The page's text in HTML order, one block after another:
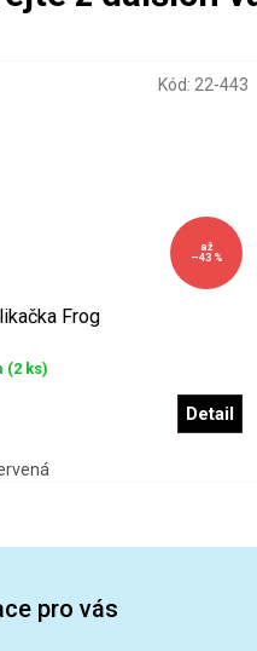
až
–43 %
Frog
(2 ks)
Detail
Kód: 22-443
pro vás